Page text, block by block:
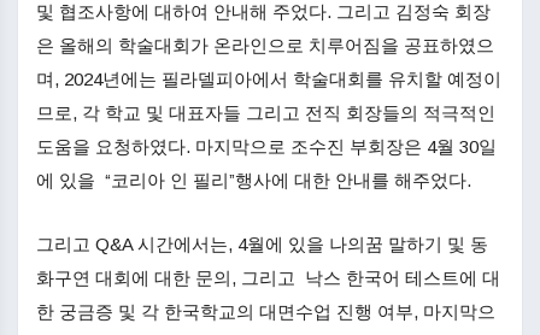
및 협조사항에 대하여 안내해 주었다. 그리고 김정숙 회장
은 올해의 학술대회가 온라인으로 치루어짐을 공표하였으
며, 2024년에는 필라델피아에서 학술대회를 유치할 예정이
므로, 각 학교 및 대표자들 그리고 전직 회장들의 적극적인
도움을 요청하였다. 마지막으로 조수진 부회장은 4월 30일
에 있을 “코리아 인 필리”행사에 대한 안내를 해주었다.
그리고 Q&A 시간에서는, 4월에 있을 나의꿈 말하기 및 동
화구연 대회에 대한 문의, 그리고 낙스 한국어 테스트에 대
한 궁금증 및 각 한국학교의 대면수업 진행 여부, 마지막으